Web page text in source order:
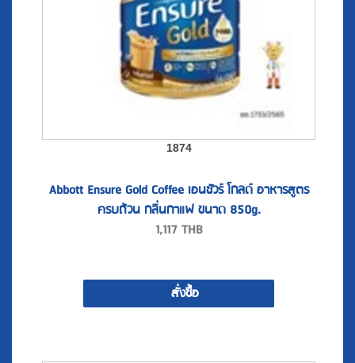
1874
Abbott Ensure Gold Coffee เอนชัวร์ โกลด์ อาหารสูตร
ครบถ้วน กลิ่นกาแฟ ขนาด 850g.
1,117THB
สั่งซื้อ